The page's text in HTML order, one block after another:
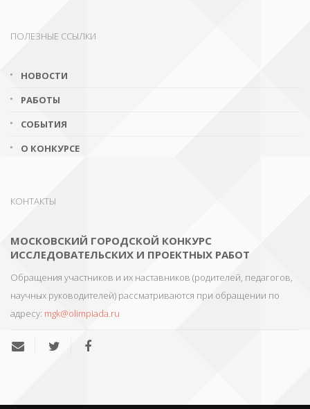
ПОЛЕЗНЫЕ ССЫЛКИ
НОВОСТИ
РАБОТЫ
СОБЫТИЯ
О КОНКУРСЕ
КОНТАКТЫ
МОСКОВСКИЙ ГОРОДСКОЙ КОНКУРС
ИССЛЕДОВАТЕЛЬСКИХ И ПРОЕКТНЫХ РАБОТ
Обращения участников и их наставников (родителей, педагогов,
научных руководителей) рассматриваются при обращении по
адресу: mgk@olimpiada.ru